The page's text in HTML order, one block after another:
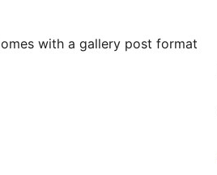
with a gallery post format